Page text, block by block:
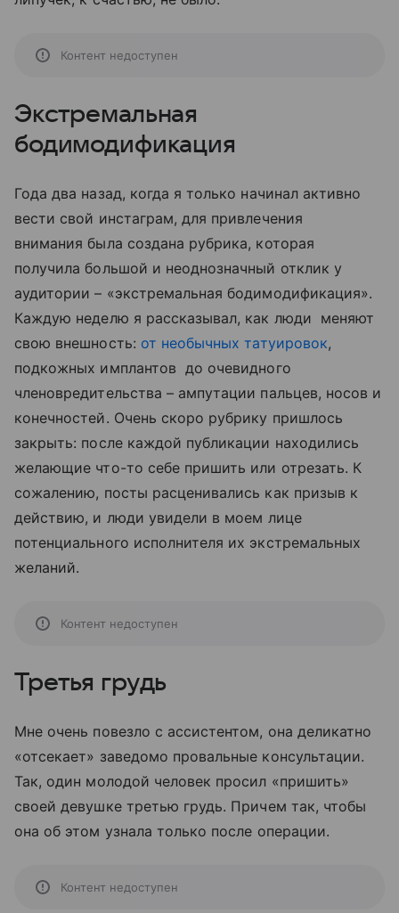
Контент недоступен
Экстремальная
бодимодификация
Года два назад, когда я только начинал активно
вести свой инстаграм, для привлечения
внимания была создана рубрика, которая
получила большой и неоднозначный отклик у
аудитории – «экстремальная бодимодификация».
Каждую неделю я рассказывал, как люди меняют
свою внешность: от необычных татуировок,
подкожных имплантов до очевидного
членовредительства – ампутации пальцев, носов и
конечностей. Очень скоро рубрику пришлось
закрыть: после каждой публикации находились
желающие что-то себе пришить или отрезать. К
сожалению, посты расценивались как призыв к
действию, и люди увидели в моем лице
потенциального исполнителя их экстремальных
желаний.
Контент недоступен
Третья грудь
Мне очень повезло с ассистентом, она деликатно
«отсекает» заведомо провальные консультации.
Так, один молодой человек просил «пришить»
своей девушке третью грудь. Причем так, чтобы
она об этом узнала только после операции.
Контент недоступен